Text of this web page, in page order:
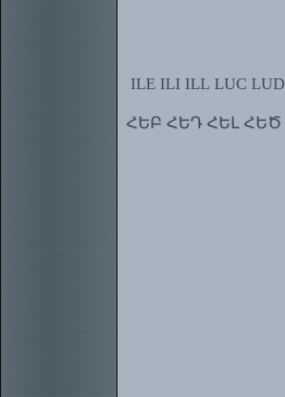
ILE ILI ILL LUC LUD
ՀԵԲ ՀԵԴ ՀԵԼ ՀԵԾ